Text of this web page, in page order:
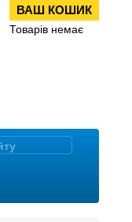
ВАШ КОШИК
Товарів немає